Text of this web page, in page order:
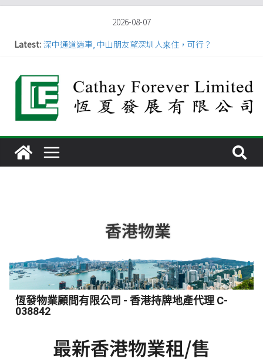
2026-08-07
Latest: 深中通道逍車, 中山朋友望深圳人来住，可行？
香港人選擇惠州惠城區和仲愷高新區作為大灣區“第二家
園
【大湾区人口密度最高是深圳】
香港物業
恆發物業顧問有限公司 - 香港持牌地產代理 C-
038842
最新香港物業租/售